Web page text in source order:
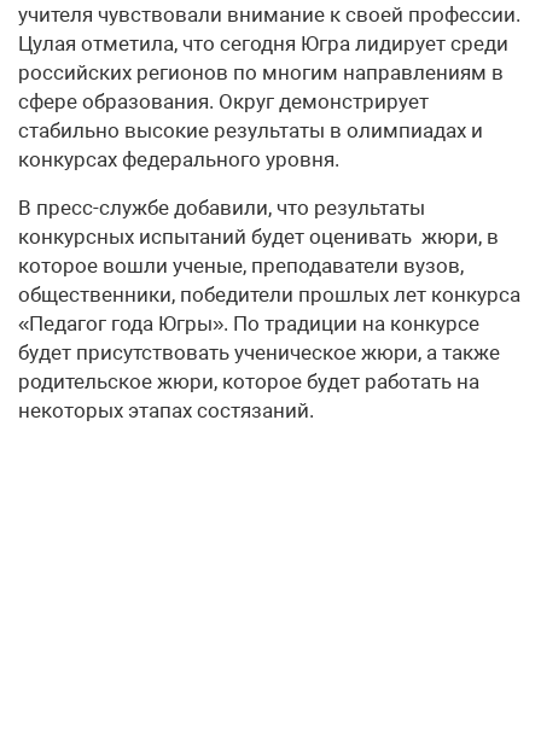
учителя чувствовали внимание к своей профессии.
Цулая отметила, что сегодня Югра лидирует среди
российских регионов по многим направлениям в
сфере образования. Округ демонстрирует
стабильно высокие результаты в олимпиадах и
конкурсах федерального уровня.
В пресс-службе добавили, что результаты
конкурсных испытаний будет оценивать жюри, в
которое вошли ученые, преподаватели вузов,
общественники, победители прошлых лет конкурса
«Педагог года Югры». По традиции на конкурсе
будет присутствовать ученическое жюри, а также
родительское жюри, которое будет работать на
некоторых этапах состязаний.